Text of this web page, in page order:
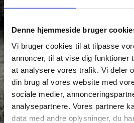
Denne hjemmeside bruger
Vi bruger cookies til at tilpasse
annoncer, til at vise dig funktioner
at analysere vores trafik. Vi deler
din brug af vores website med
sociale medier,
analysepartnere. Vores partnere
data med andre oplysninger, du